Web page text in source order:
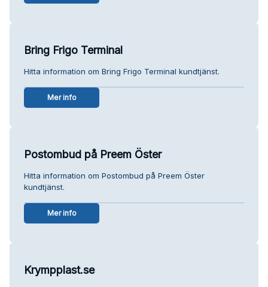
Bring Frigo Terminal
Hitta information om Bring Frigo Terminal kundtjänst.
Mer info
Postombud på Preem Öster
Hitta information om Postombud på Preem Öster
kundtjänst.
Mer info
Krympplast.se